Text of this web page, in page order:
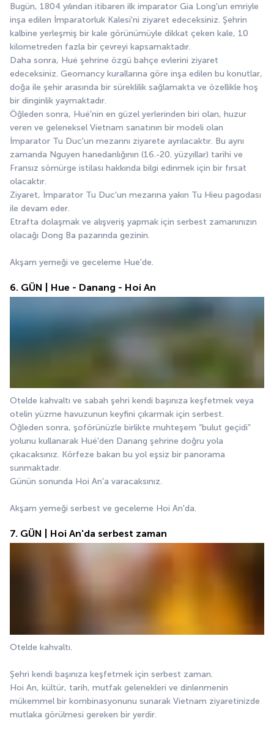
Bugün, 1804 yılından itibaren ilk imparator Gia Long'un emriyle
inşa edilen İmparatorluk Kalesi'ni ziyaret edeceksiniz. Şehrin
kalbine yerleşmiş bir kale görünümüyle dikkat çeken kale, 10
kilometreden fazla bir çevreyi kapsamaktadır.
Daha sonra, Hué şehrine özgü bahçe evlerini ziyaret
edeceksiniz. Geomancy kurallarına göre inşa edilen bu konutlar,
doğa ile şehir arasında bir süreklilik sağlamakta ve özellikle hoş
bir dinginlik yaymaktadır.
Öğleden sonra, Hué'nin en güzel yerlerinden biri olan, huzur
veren ve geleneksel Vietnam sanatının bir modeli olan
İmparator Tu Duc'un mezarını ziyarete ayrılacaktır. Bu aynı
zamanda Nguyen hanedanlığının (16.-20. yüzyıllar) tarihi ve
Fransız sömürge istilası hakkında bilgi edinmek için bir fırsat
olacaktır.
Ziyaret, İmparator Tu Duc'un mezarına yakın Tu Hieu pagodası
ile devam eder.
Etrafta dolaşmak ve alışveriş yapmak için serbest zamanınızın
olacağı Dong Ba pazarında gezinin.
Akşam yemeği ve geceleme Hue'de.
6. GÜN | Hue - Danang - Hoi An
Otelde kahvaltı ve sabah şehri kendi başınıza keşfetmek veya
otelin yüzme havuzunun keyfini çıkarmak için serbest.
Öğleden sonra, şoförünüzle birlikte muhteşem “bulut geçidi”
yolunu kullanarak Hué'den Danang şehrine doğru yola
çıkacaksınız. Körfeze bakan bu yol eşsiz bir panorama
sunmaktadır.
Günün sonunda Hoi An'a varacaksınız.
Akşam yemeği serbest ve geceleme Hoi An'da.
7. GÜN | Hoi An'da serbest zaman
Otelde kahvaltı.
Şehri kendi başınıza keşfetmek için serbest zaman.
Hoi An, kültür, tarih, mutfak gelenekleri ve dinlenmenin
mükemmel bir kombinasyonunu sunarak Vietnam ziyaretinizde
mutlaka görülmesi gereken bir yerdir.